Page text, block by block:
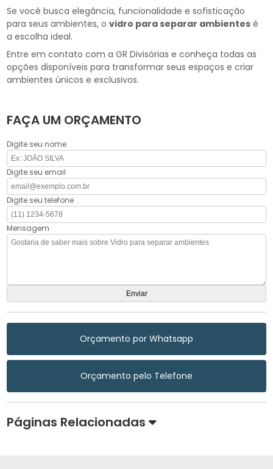
Se você busca elegância, funcionalidade e sofisticação
para seus ambientes, ovidro para separar ambientes é
a escolha ideal.
Entre em contato com a GR Divisórias e conheça todas as
opções disponíveis para transformar seus espaços e criar
ambientes únicos e exclusivos.
FAÇA UM ORÇAMENTO
Digite seu nome
Digite seu email
Digite seu telefone
Mensagem
Orçamento por Whatsapp
Orçamento pelo Telefone
Páginas Relacionadas